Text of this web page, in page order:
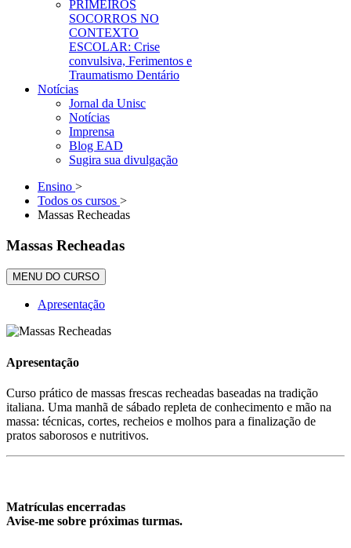
PRIMEIROS
SOCORROS NO
CONTEXTO
ESCOLAR: Crise
convulsiva, Ferimentos e
Traumatismo Dentário
Notícias
Jornal da Unisc
Notícias
Imprensa
Blog EAD
Sugira sua divulgação
Ensino >
Todos os cursos >
Massas Recheadas
Massas Recheadas
MENU DO CURSO
Apresentação
Apresentação
Curso prático de massas frescas recheadas baseadas na tradição
italiana. Uma manhã de sábado repleta de conhecimento e mão na
massa: técnicas, cortes, recheios e molhos para a finalização de
pratos saborosos e nutritivos.
Matrículas encerradas
Avise-me sobre próximas turmas.